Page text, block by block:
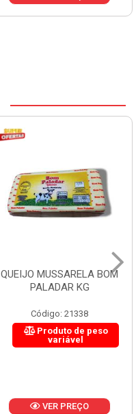
QUEIJO MUSSARELA BOM
PALADAR KG
Código: 21338
Produto de peso
variável
VER PREÇO